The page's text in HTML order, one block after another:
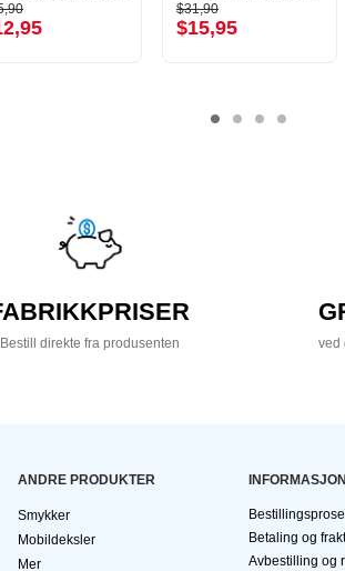
$31,90
$15,95
Bestill direkte fra produsenten ved
ANDRE PRODUKTER
Smykker
Mobildeksler
Mer
Betaling og frakt
Avbestilling og